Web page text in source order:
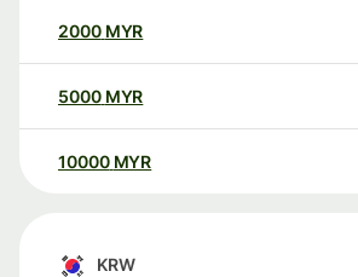
2000 MYR
5000 MYR
10000 MYR
KRW